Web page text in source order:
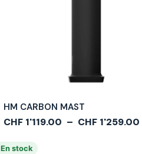
HM CARBON MAST
CHF 1'119.00 – CHF 1'259.00
En stock